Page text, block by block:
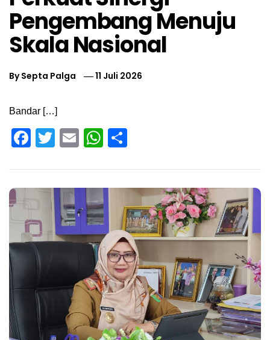
Pengembang Menuju
Skala Nasional
BySepta Palga 11 Juli 2026
Bandar […]
Facebook
Twitter
EmailWhatsApp